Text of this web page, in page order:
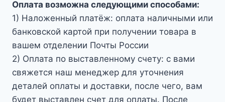
Оплата возможна следующими способами:
1) Наложенный платёж: оплата наличными или
банковской картой при получении товара в
вашем отделении Почты России
2) Оплата по выставленному счету: с вами
свяжется наш менеджер для уточнения
деталей оплаты и доставки, после чего, вам
будет выставлен счет для оплаты. После